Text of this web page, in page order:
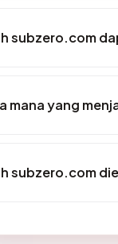
subzero.com
mana yang
subzero.com